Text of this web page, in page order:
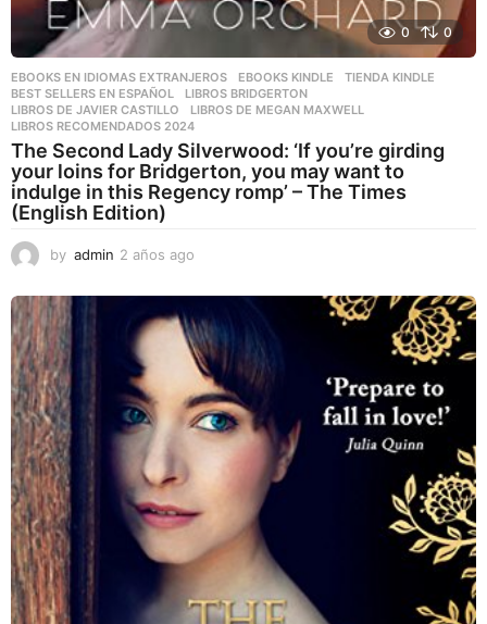
0 0
EBOOKS EN IDIOMAS EXTRANJEROS ,EBOOKS KINDLE ,TIENDA KINDLE
BEST SELLERS EN ESPAÑOL
,LIBROS BRIDGERTON
LIBROS DE JAVIER CASTILLO
,LIBROS DE MEGAN MAXWELL
LIBROS RECOMENDADOS 2024
The Second Lady Silverwood: ‘If you’re girding
your loins for Bridgerton, you may want to
indulge in this Regency romp’ – The Times
(English Edition)
by admin 2 años ago
ñ
o
s
a
g
o